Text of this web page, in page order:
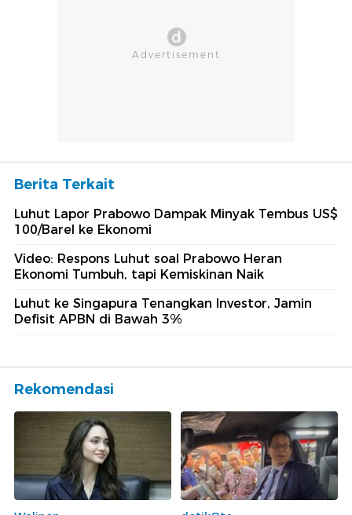
Berita Terkait
Luhut Lapor Prabowo Dampak Minyak Tembus US$
100/Barel ke Ekonomi
Video: Respons Luhut soal Prabowo Heran
Ekonomi Tumbuh, tapi Kemiskinan Naik
Luhut ke Singapura Tenangkan Investor, Jamin
Defisit APBN di Bawah 3%
Rekomendasi